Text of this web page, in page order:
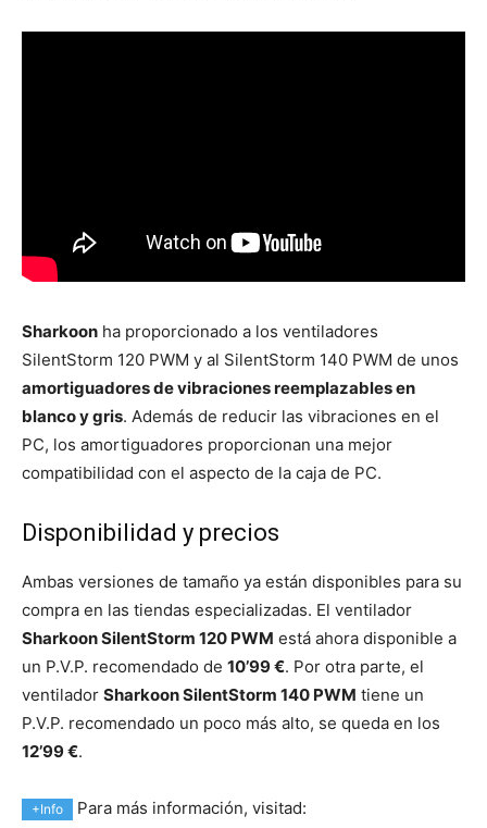
Sharkoon ha proporcionado a los ventiladores
SilentStorm 120 PWM y al SilentStorm 140 PWM de unos
amortiguadores de vibraciones reemplazables en
blanco y gris. Además de reducir las vibraciones en el
PC, los amortiguadores proporcionan una mejor
compatibilidad con el aspecto de la caja de PC.
Disponibilidad y precios
Ambas versiones de tamaño ya están disponibles para su
compra en las tiendas especializadas. El ventilador
Sharkoon SilentStorm 120 PWM está ahora disponible a
un P.V.P. recomendado de 10’99 €. Por otra parte, el
ventilador Sharkoon SilentStorm 140 PWM tiene un
P.V.P. recomendado un poco más alto, se queda en los
12’99 €.
+Info
Para más información, visitad: